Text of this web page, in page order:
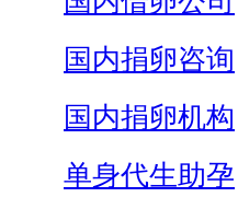
国内捐卵咨询
国内捐卵机构
单身代生助孕